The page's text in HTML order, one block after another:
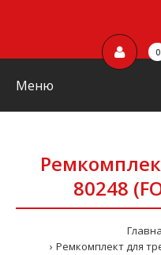
0
Меню
80248
Ремкомплект для